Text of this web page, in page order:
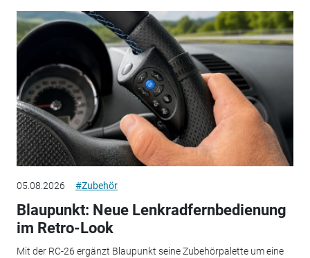
05.08.2026 #Zubehör
Blaupunkt: Neue Lenkradfernbedienung
im Retro-Look
Mit der RC-26 ergänzt Blaupunkt seine Zubehörpalette um eine